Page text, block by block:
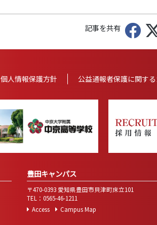
記事を共有
個人情報保護方針 公益通報者保護に関す
豊田キャンパス
〒470-0393 愛知県豊田市貝津町床立101
TEL：0565-46-1211
Access
Campus Map